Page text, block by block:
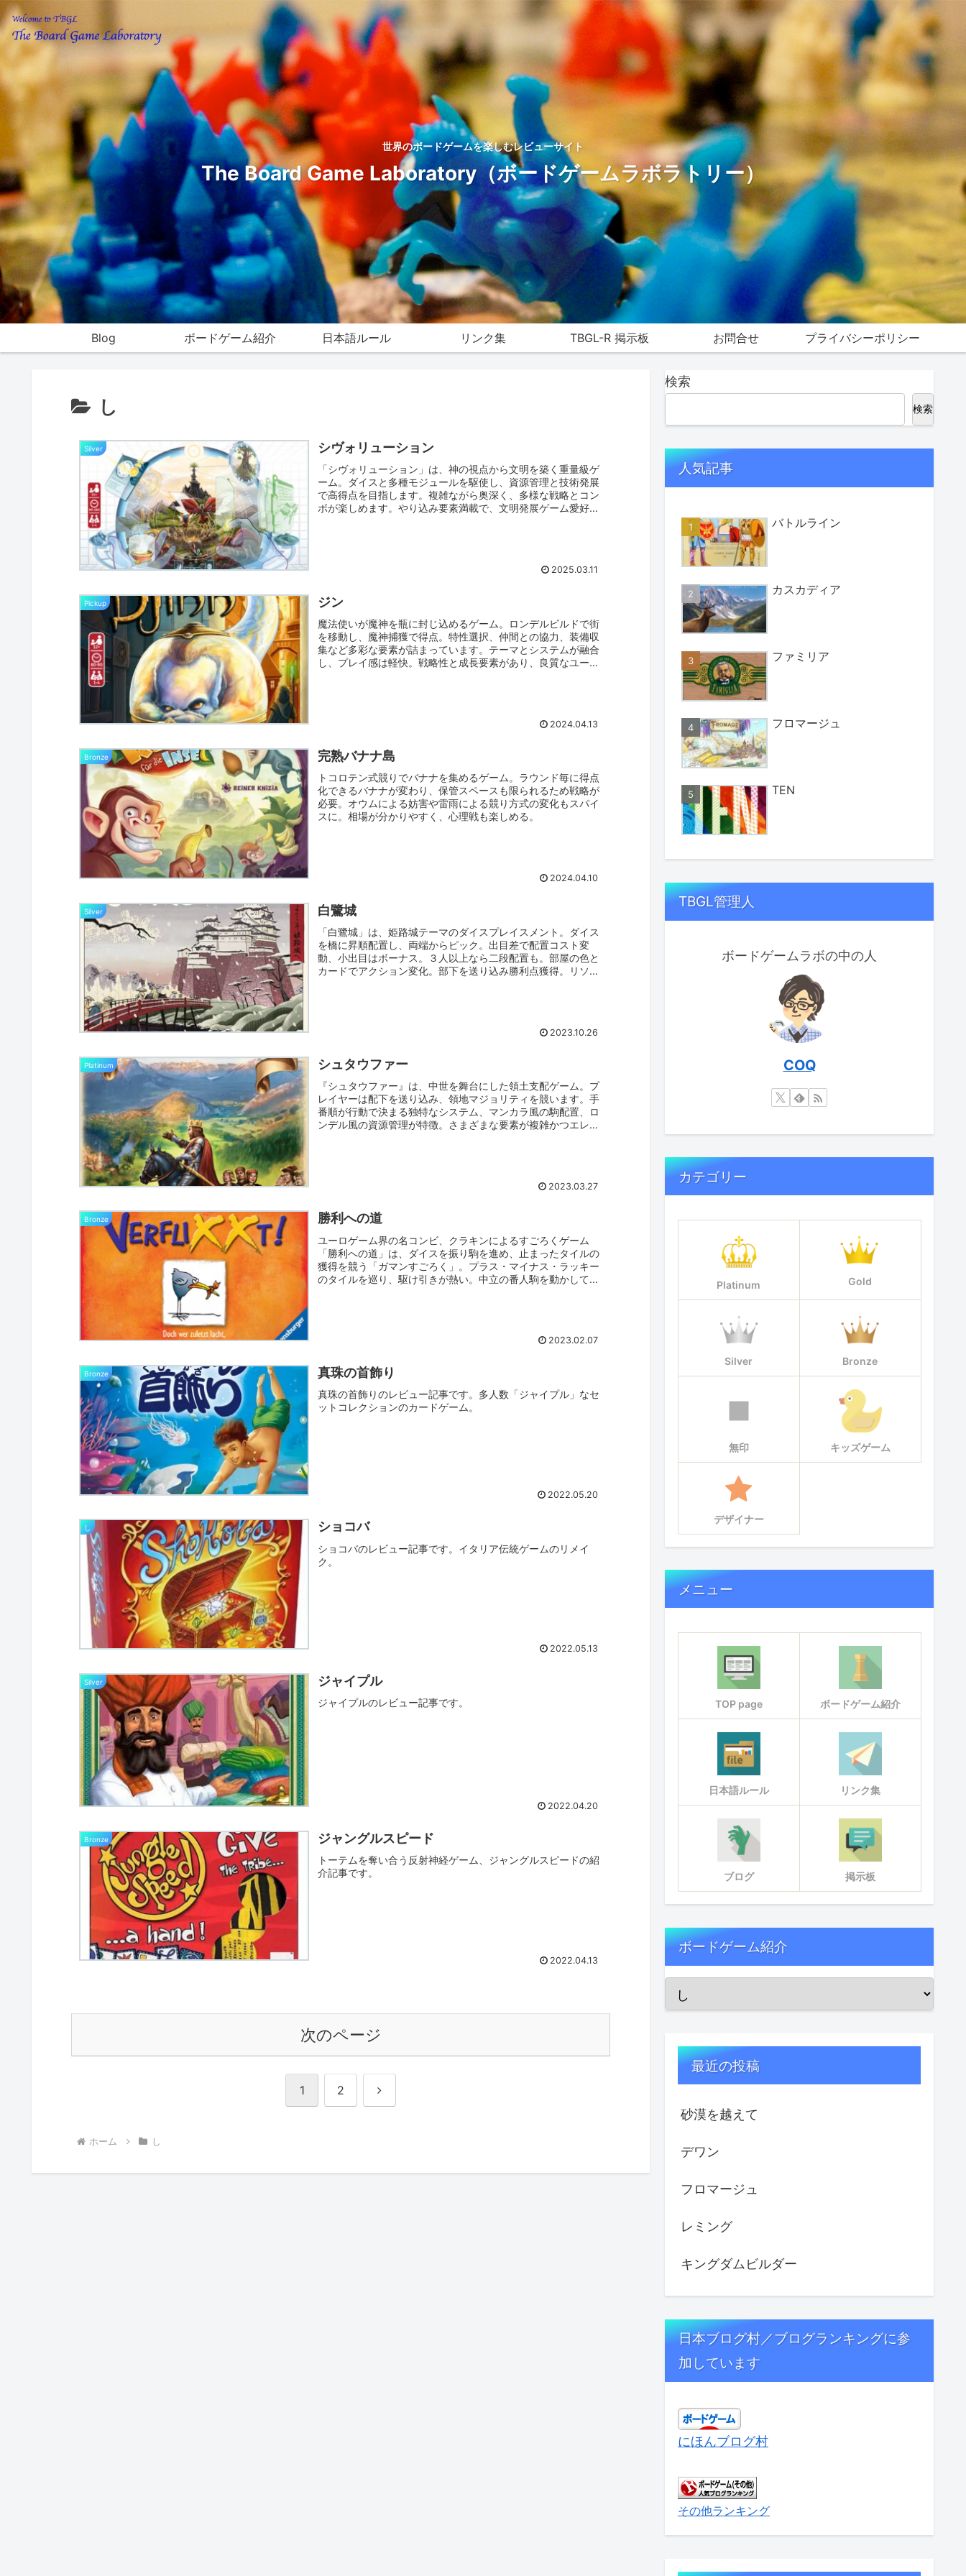
世界のボードゲームを楽しむレビューサイト
The Board Game Laboratory（ボードゲームラボラトリー）
Blog ボードゲーム紹介 日本語ルール リンク集 TBGL-R 掲示板 お問合せ プライバシーポリシー
し
Silver シヴォリューション
「シヴォリューション」は、神の視点から文明を築く重量級ゲ
ーム。ダイスと多種モジュールを駆使し、資源管理と技術発展
で高得点を目指します。複雑ながら奥深く、多様な戦略とコン
ボが楽しめます。やり込み要素満載で、文明発展ゲーム愛好家
2025.03.11
Pickup ジン
魔法使いが魔神を瓶に封じ込めるゲーム。ロンデルビルドで街
を移動し、魔神捕獲で得点。特性選択、仲間との協力、装備収
集など多彩な要素が詰まっています。テーマとシステムが融合
し、プレイ感は軽快。戦略性と成長要素があり、良質なユーロ
2024.04.13
Bronze 完熟バナナ島
トコロテン式競りでバナナを集めるゲーム。ラウンド毎に得点
化できるバナナが変わり、保管スペースも限られるため戦略が
必要。オウムによる妨害や雷雨による競り方式の変化もスパイ
スに。相場が分かりやすく、心理戦も楽しめる。
2024.04.10
Silver 白鷺城
「白鷺城」は、姫路城テーマのダイスプレイスメント。ダイス
を橋に昇順配置し、両端からピック。出目差で配置コスト変
動、小出目はボーナス。３人以上なら二段配置も。部屋の色と
カードでアクション変化。部下を送り込み勝利点獲得。リソー
2023.10.26
Platinum シュタウファー
『シュタウファー』は、中世を舞台にした領土支配ゲーム。プ
レイヤーは配下を送り込み、領地マジョリティを競います。手
番順が行動で決まる独特なシステム、マンカラ風の駒配置、ロ
ンデル風の資源管理が特徴。さまざまな要素が複雑かつエレガ
2023.03.27
Bronze 勝利への道
ユーロゲーム界の名コンビ、クラキンによるすごろくゲーム
「勝利への道」は、ダイスを振り駒を進め、止まったタイルの
獲得を競う「ガマンすごろく」。プラス・マイナス・ラッキー
のタイルを巡り、駆け引きが熱い。中立の番人駒を動かしての
2023.02.07
Bronze 真珠の首飾り
真珠の首飾りのレビュー記事です。多人数「ジャイプル」なセ
ットコレクションのカードゲーム。
2022.05.20
し ショコバ
ショコバのレビュー記事です。イタリア伝統ゲームのリメイ
ク。
2022.05.13
Silver ジャイプル
ジャイプルのレビュー記事です。
2022.04.20
Bronze ジャングルスピード
トーテムを奪い合う反射神経ゲーム、ジャングルスピードの紹
介記事です。
2022.04.13
次のページ
1 2 次
ホーム し
検索
検索
人気記事
バトルライン
カスカディア
ファミリア
フロマージュ
TEN
TBGL管理人
ボードゲームラボの中の人
COQ
カテゴリー
Platinum Gold
Silver Bronze
無印 キッズゲーム
デザイナー
メニュー
TOP page ボードゲーム紹介
日本語ルール リンク集
ブログ 掲示板
ボードゲーム紹介
最近の投稿
砂漠を越えて
デワン
フロマージュ
レミング
キングダムビルダー
日本ブログ村／ブログランキングに参
加しています
にほんブログ村
その他ランキング